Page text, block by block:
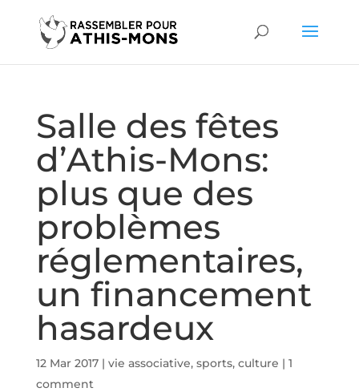
Salle des fêtes
d’Athis-Mons:
plus que des
problèmes
réglementaires,
un financement
hasardeux
12 Mar 2017| vie associative, sports, culture | 1
comment